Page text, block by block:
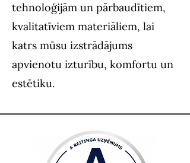
tehnoloģijām un pārbaudītiem,
kvalitatīviem materiāliem, lai
katrs mūsu izstrādājums
apvienotu izturību, komfortu un
estētiku.